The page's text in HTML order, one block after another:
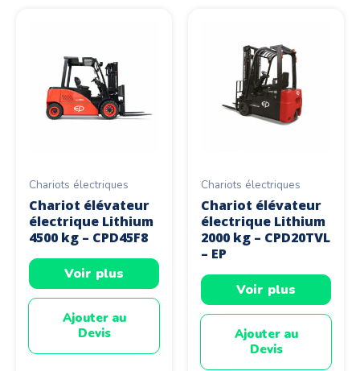
Chariots électriques
Chariot élévateur
électrique Lithium
4500 kg – CPD45F8
Voir plus
Ajouter au
Devis
Chariots électriques
Chariot élévateur
électrique Lithium
2000 kg – CPD20TVL
– EP
Voir plus
Ajouter au
Devis